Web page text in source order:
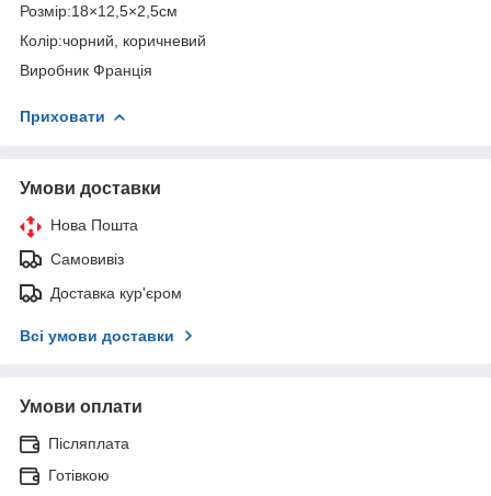
Розмір:18×12,5×2,5см
Колір:чорний, коричневий
Виробник Франція
Приховати
Умови доставки
Нова Пошта
Самовивіз
Доставка кур'єром
Всі умови доставки
Умови оплати
Післяплата
Готівкою